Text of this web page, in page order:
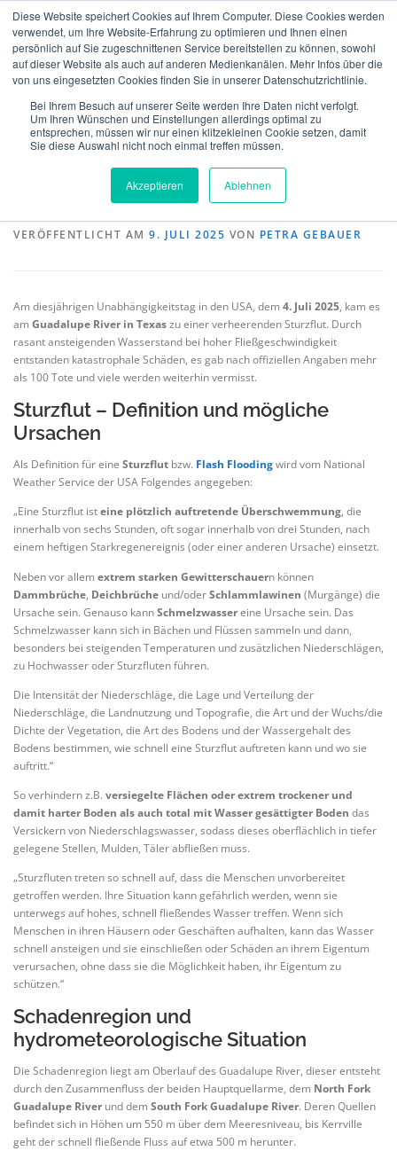
Diese Website speichert Cookies auf Ihrem Computer. Diese Cookies werden
verwendet, um Ihre Website-Erfahrung zu optimieren und Ihnen einen
persönlich auf Sie zugeschnittenen Service bereitstellen zu können, sowohl
auf dieser Website als auch auf anderen Medienkanälen. Mehr Infos über die
von uns eingesetzten Cookies finden Sie in unserer Datenschutzrichtlinie.
Bei Ihrem Besuch auf unserer Seite werden Ihre Daten nicht verfolgt.
Um Ihren Wünschen und Einstellungen allerdings optimal zu
entsprechen, müssen wir nur einen klitzekleinen Cookie setzen, damit
Sie diese Auswahl nicht noch einmal treffen müssen.
Akzeptieren Ablehnen
Inhalt
springen
ÜBER UNS VERSICHERUNGEN VERIFIKATION
TECHNOLGIE TEAM NEWS KONTAKT
DEUTSCH
MeteoIQ >Neuigkeiten > Allgemein >Tropensturm Barry – Auslöser für
Sturzflut in Texas
Tropensturm Barry – Auslöser für
Sturzflut in Texas
VERÖFFENTLICHT AM 9. JULI 2025 VON PETRA GEBAUER
Am diesjährigen Unabhängigkeitstag in den USA, dem 4. Juli 2025, kam es
am Guadalupe River in Texaszu einer verheerenden Sturzflut. Durch
rasant ansteigenden Wasserstand bei hoher Fließgeschwindigkeit
entstanden katastrophale Schäden, es gab nach offiziellen Angaben mehr
als 100 Tote und viele werden weiterhin vermisst.
Sturzflut – Definition und mögliche
Ursachen
Als Definition für eine Sturzflut bzw. Flash Floodingwird vom National
Weather Service der USA Folgendes angegeben:
„Eine Sturzflut isteine plötzlich auftretende Überschwemmung, die
innerhalb von sechs Stunden, oft sogar innerhalb von drei Stunden, nach
einem heftigen Starkregenereignis (oder einer anderen Ursache) einsetzt.
Neben vor allem extrem starken Gewitterschauern können
Dammbrüche, Deichbrüche und/oderSchlammlawinen (Murgänge) die
Ursache sein. Genauso kannSchmelzwassereine Ursache sein. Das
Schmelzwasser kann sich in Bächen und Flüssen sammeln und dann,
besonders bei steigenden Temperaturen und zusätzlichen Niederschlägen,
zu Hochwasser oder Sturzfluten führen.
Die Intensität der Niederschläge, die Lage und Verteilung der
Niederschläge, die Landnutzung und Topografie, die Art und der Wuchs/die
Dichte der Vegetation, die Art des Bodens und der Wassergehalt des
Bodens bestimmen, wie schnell eine Sturzflut auftreten kann und wo sie
auftritt.“
So verhindern z.B. versiegelte Flächen oder extrem trockener und
damit harter Boden als auch total mit Wasser gesättigter Boden das
Versickern von Niederschlagswasser, sodass dieses oberflächlich in tiefer
gelegene Stellen, Mulden, Täler abfließen muss.
„Sturzfluten treten so schnell auf, dass die Menschen unvorbereitet
getroffen werden. Ihre Situation kann gefährlich werden, wenn sie
unterwegs auf hohes, schnell fließendes Wasser treffen. Wenn sich
Menschen in ihren Häusern oder Geschäften aufhalten, kann das Wasser
schnell ansteigen und sie einschließen oder Schäden an ihrem Eigentum
verursachen, ohne dass sie die Möglichkeit haben, ihr Eigentum zu
schützen.“
Schadenregion und
hydrometeorologische Situation
Die Schadenregion liegt am Oberlauf des Guadalupe River, dieser entsteht
durch den Zusammenfluss der beiden Hauptquellarme, dem North Fork
Guadalupe River und dem South Fork Guadalupe River. Deren Quellen
befindet sich in Höhen um 550 m über dem Meeresniveau, bis Kerrville
geht der schnell fließende Fluss auf etwa 500 m herunter.